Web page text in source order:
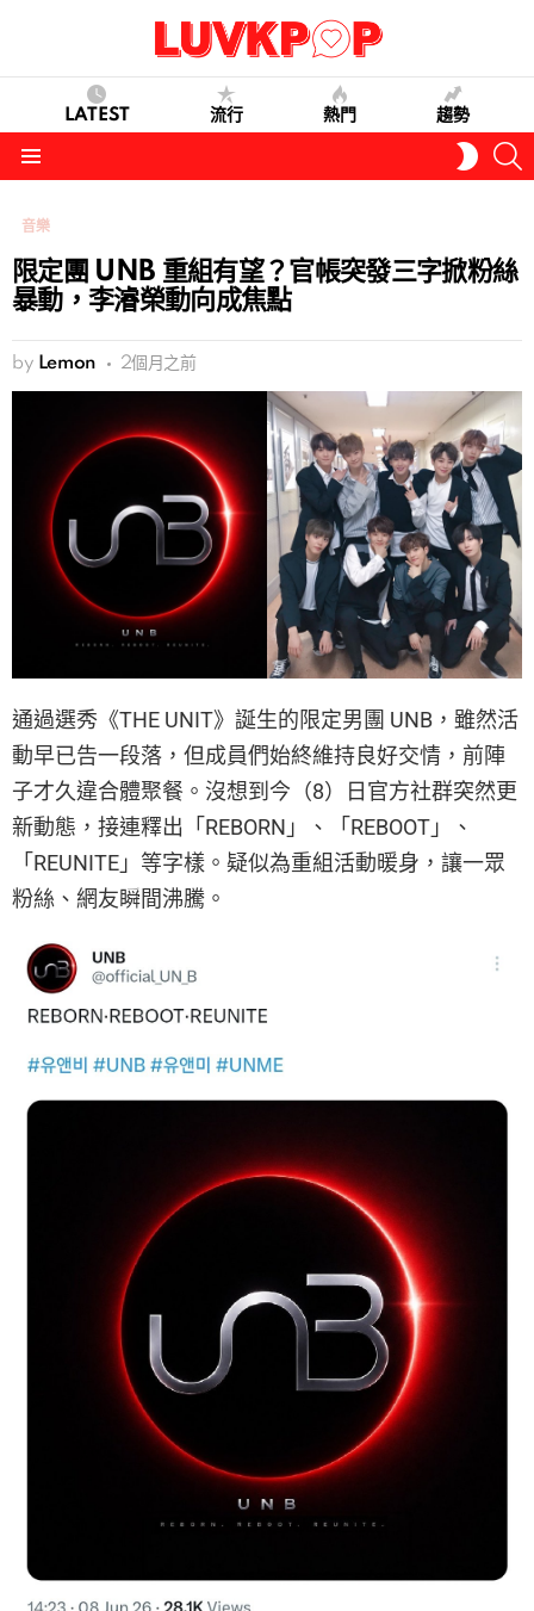
LATEST 流行 熱門 趨勢
SKIN
音樂
限定團 UNB 重組有望？官帳突發三字掀粉絲
暴動，李濬榮動向成焦點
by Lemon 2個月之前
通過選秀《THE UNIT》誕生的限定男團 UNB，雖然活
動早已告一段落，但成員們始終維持良好交情，前陣
子才久違合體聚餐。沒想到今（8）日官方社群突然更
新動態，接連釋出「REBORN」、「REBOOT」、
「REUNITE」等字樣。疑似為重組活動暖身，讓一眾
粉絲、網友瞬間沸騰。